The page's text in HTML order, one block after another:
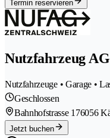
Termin reservieren
Nutzfahrzeug
Nutzfahrzeuge • Garage •
Geschlossen
Bahnhofstrasse 176056
Jetzt buchen